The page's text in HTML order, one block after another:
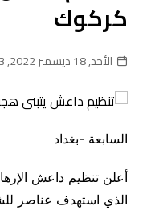
كركوك
الأحد, 18 ديسمبر 2022, 20:13
السابعة -بغداد
أعلن تنظيم داعش
الذي استهدف عناصر